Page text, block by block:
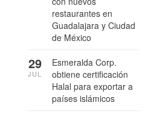
restaurantes en
Guadalajara y Ciudad
de México
Esmeralda Corp.
obtiene certificación
Halal para exportar a
países islámicos
29
JUL